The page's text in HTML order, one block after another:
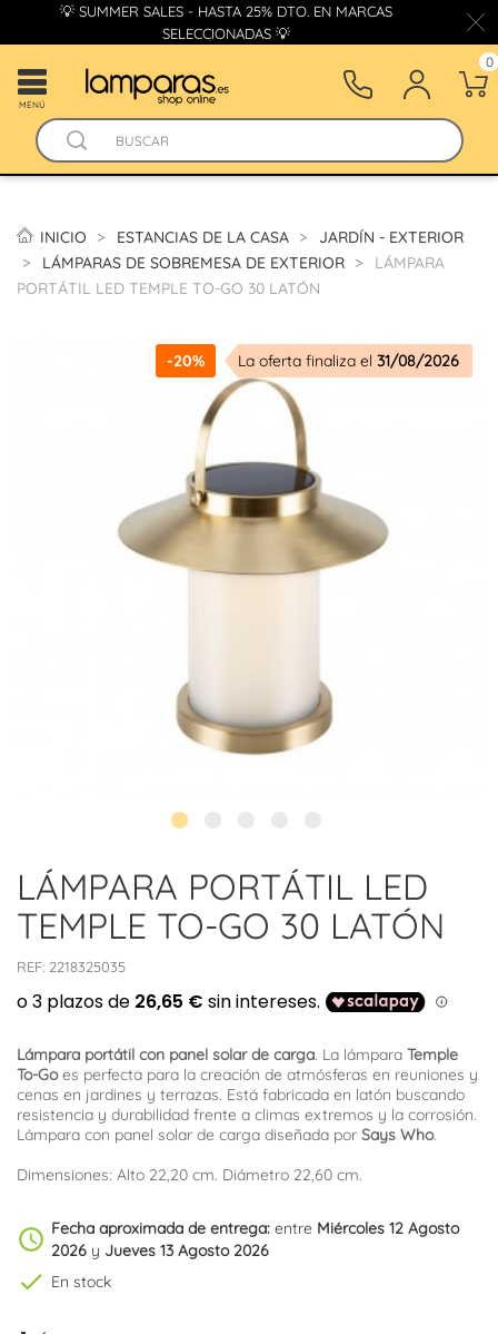
💡 SUMMER SALES - HASTA 25% DTO. EN MARCAS
SELECCIONADAS 💡
MENÚ
0
INICIO ESTANCIAS DE LA CASA
JARDÍN - EXTERIOR
LÁMPARAS DE SOBREMESA DE EXTERIOR
LÁMPARA
PORTÁTIL LED TEMPLE TO-GO 30 LATÓN
-20% La oferta finaliza el 31/08/2026
LÁMPARA PORTÁTIL LED
TEMPLE TO-GO 30 LATÓN
REF: 2218325035
Lámpara portátil con panel solar de carga. La lámpara Temple
To-Goes perfecta para la creación de atmósferas en reuniones y
cenas en jardines y terrazas. Está fabricada en latón buscando
resistencia y durabilidad frente a climas extremos y la corrosión.
Lámpara con panel solar de carga diseñada por Says Who.
Dimensiones: Alto 22,20 cm. Diámetro 22,60 cm.
schedule Fecha aproximada de entrega: entre Miércoles 12 Agosto
2026 y Jueves 13 Agosto 2026
check En stock